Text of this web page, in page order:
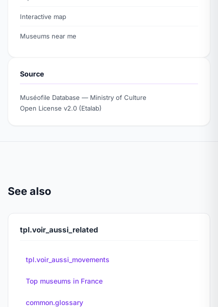
Interactive map
Museums near me
Source
Muséofile Database — Ministry of Culture
Open License v2.0 (Etalab)
See also
tpl.voir_aussi_related
tpl.voir_aussi_movements
Top museums in France
common.glossary